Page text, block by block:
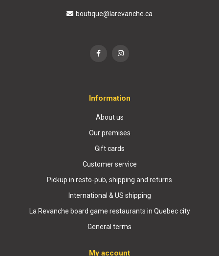
boutique@larevanche.ca
Information
About us
Our premises
Gift cards
Customer service
Pickup in resto-pub, shipping and returns
International & US shipping
La Revanche board game restaurants in Quebec city
General terms
My account